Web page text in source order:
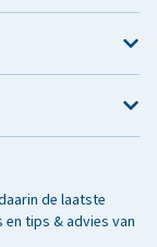
de laatste
tips & advies van